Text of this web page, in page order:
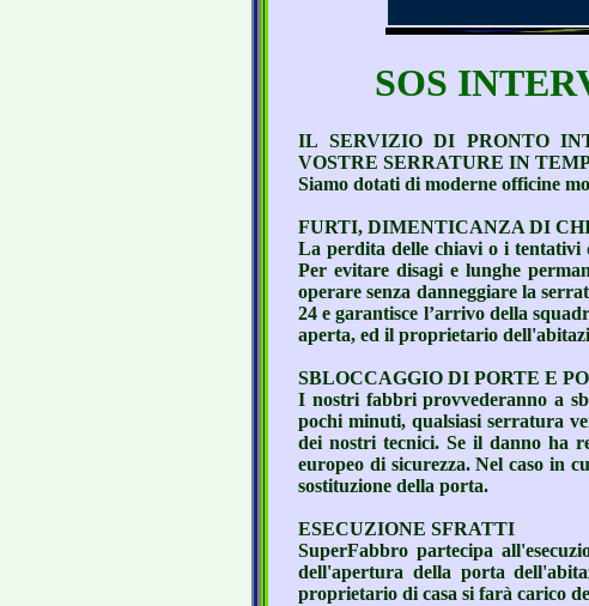
SOS
IL SERVIZIO DI PRONTO
VOSTRE SERRATURE IN
Siamo dotati di moderne officine
FURTI, DIMENTICANZA DI
La perdita delle chiavi o i tentativi
Per evitare disagi e lunghe
operare senza danneggiare la
24 e garantisce l’arrivo della
aperta, ed il proprietario
SBLOCCAGGIO DI PORTE E
I nostri fabbri provvederanno a
pochi minuti, qualsiasi serratura
dei nostri tecnici. Se il danno ha
europeo di sicurezza. Nel caso in
sostituzione della porta.
ESECUZIONE SFRATTI
SuperFabbro partecipa
dell'apertura della porta
proprietario di casa si farà carico